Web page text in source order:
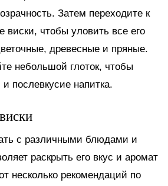
Затем переходите к
виски, чтобы уловить все его
древесные и пряные.
небольшой глоток, чтобы
и послевкусие напитка.
с различными блюдами и
раскрыть его вкус и аромат
несколько рекомендаций по